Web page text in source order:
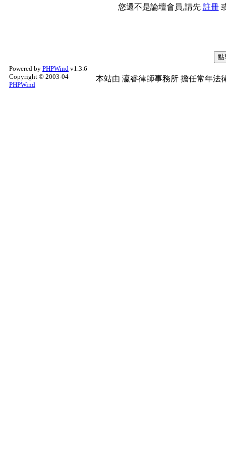
您還不是論壇會員,請先 註冊
Powered by PHPWind v1.3.6
Copyright © 2003-04
PHPWind
本站由 瀛睿律師事務所 擔任常年法